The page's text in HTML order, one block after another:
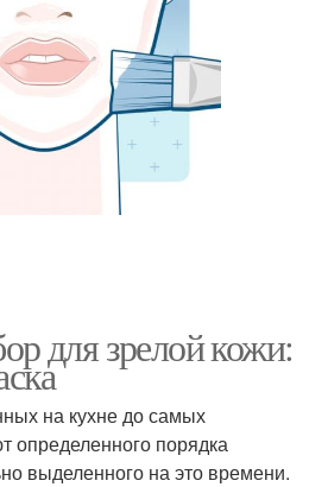
для зрелой кожи:
на кухне до самых
определенного порядка
выделенного на это времени.